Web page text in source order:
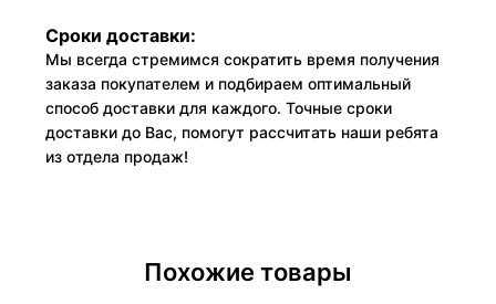
Сроки доставки:
Мы всегда стремимся сократить время получения
заказа покупателем и подбираем оптимальный
способ доставки для каждого. Точные сроки
доставки до Вас, помогут рассчитать наши ребята
из отдела продаж!
Похожие товары